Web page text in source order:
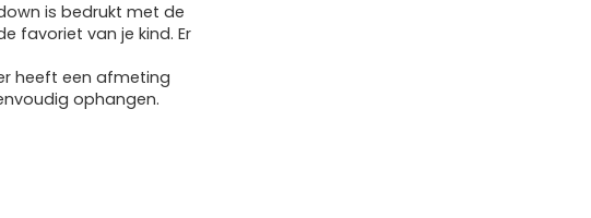
is bedrukt met de
favoriet van je kind. Er
heeft een afmeting
ophangen.